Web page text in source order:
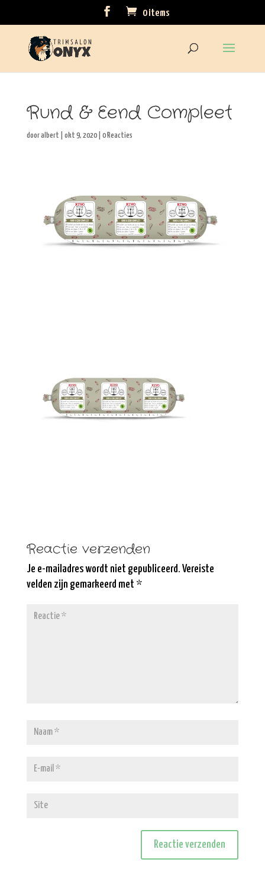
0 items
Rund & Eend Compleet
dooralbert okt 9, 2020| 0 Reacties
Reactie verzenden
Je e-mailadres wordt niet gepubliceerd. Vereiste
velden zijn gemarkeerd met *